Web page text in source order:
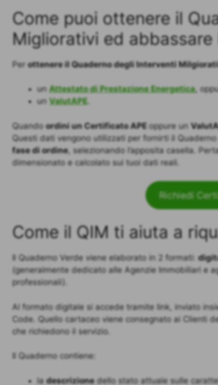
Come puoi ottenere il
Migliorativi ed
Perottenere il Quaderno degli Interventi
unAttestato di Prestazione Energetica,
un ValutAPE
Quandoordini un Certificato APE oppure un
Questi dati vengono utilizzati per fornirti il
fase di ordine, selezionando l’apposita casella.
dimensionato e calcolato sui tuoi dati reali.
Richiedi
Come il QIM ti aiuta a
Il Quaderno Verde viene elaborato in 2 formati:
(generalmente dedicato alle Agenzie Immobiliari e
professionali).
Al formato digitale si accede tramite link, inviato
Code. Quello cartaceo viene consegnato ai Clienti
che richiedono il servizio.
Il Quaderno contiene:
ladescrizionedello stato attuale sulle